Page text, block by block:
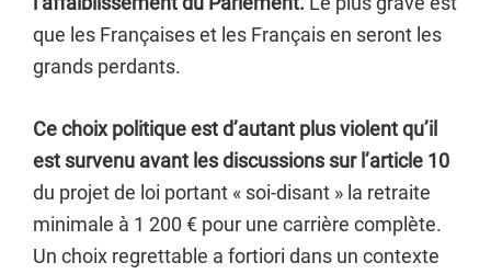
que les Françaises et les Français en seront les
grands perdants.
Ce choix politique est d’autant plus violent qu’il
est survenu avant les discussions sur l’article 10
du projet de loi portant « soi-disant » la retraite
minimale à 1 200 € pour une carrière complète.
Un choix regrettable a fortiori dans un contexte